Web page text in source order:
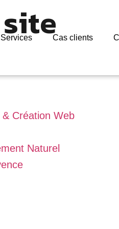
Services Cas clients
Création Web
Naturel